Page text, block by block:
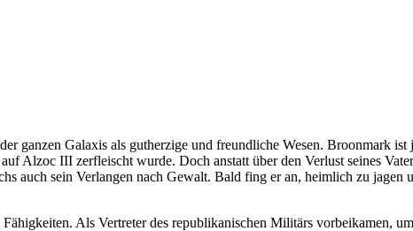
ganzen Galaxis als gutherzige und freundliche Wesen. Broonmark
Alzoc III zerfleischt wurde. Doch anstatt über den Verlust seines
auch sein Verlangen nach Gewalt. Bald fing er an, heimlich zu jagen
Als Vertreter des republikanischen Militärs vorbeikamen,